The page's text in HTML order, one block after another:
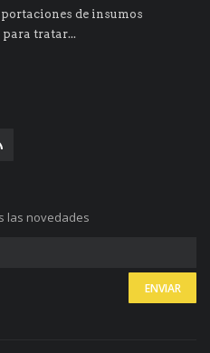
de insumos
tratar...
las novedades